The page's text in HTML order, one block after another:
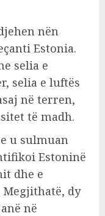
nën
Estonia.
selia e
selia e luftës
në terren,
të madh.
u sulmuan
Estoninë
dhe e
dy
në